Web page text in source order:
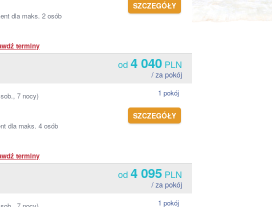
dla maks. 2 osób
terminy
SZCZEGÓŁY
od 4 040 PLN
/ za pokój
7 nocy)
dla maks. 4 osób
terminy
1 pokój
SZCZEGÓŁY
od 4 095 PLN
/ za pokój
1 pokój